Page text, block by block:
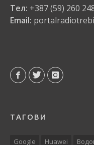
Тел: +387 (59) 260
Email:
ТАГОВИ
Google Huawei